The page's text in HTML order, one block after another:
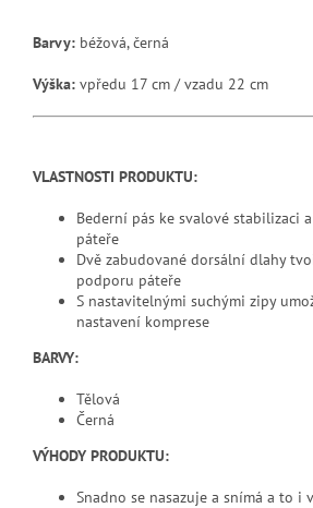
Barvy: béžová, černá
Výška: vpředu 17 cm / vzadu 22 cm
VLASTNOSTI PRODUKTU:
Bederní pás ke svalové stabilizaci
páteře
Dvě zabudované dorsální dlahy
podporu páteře
S nastavitelnými suchými zipy
nastavení komprese
BARVY:
Tělová
Černá
VÝHODY PRODUKTU:
Snadno se nasazuje a snímá a to i